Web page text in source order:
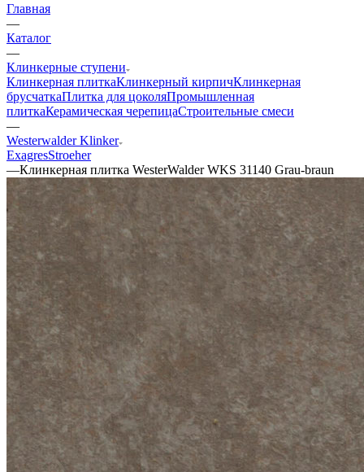
Главная
—
Каталог
—
Клинкерные ступени
Клинкерная плиткаКлинкерный кирпичКлинкерная
брусчаткаПлитка для цоколяПромышленная
плиткаКерамическая черепицаСтроительные смеси
—
Westerwalder Klinker
ExagresStroeher
—Клинкерная плитка WesterWalder WKS 31140 Grau-braun